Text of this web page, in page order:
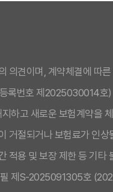
이력 없이 미리 메리츠화재
의견이며, 계약체결에 따
록번호 제2025030014호)
하고 새로운 보험계약을
거절되거나 보험료가 인상
적용 및 보장 제한 등 기타
제S-2025091305호